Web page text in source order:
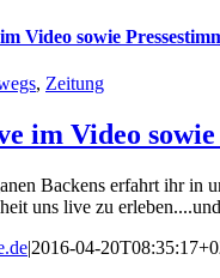
Video sowie
, Zeitung
im Video
Backens erfahrt ihr in
uns live zu
|2016-04-